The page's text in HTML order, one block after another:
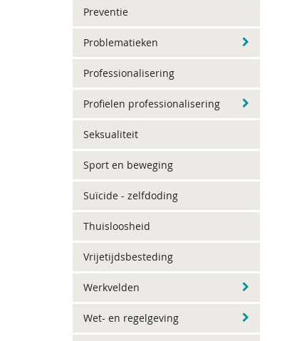
Preventie
Problematieken
Professionalisering
Profielen professionalisering
Seksualiteit
Sport en beweging
Suïcide - zelfdoding
Thuisloosheid
Vrijetijdsbesteding
Werkvelden
Wet- en regelgeving